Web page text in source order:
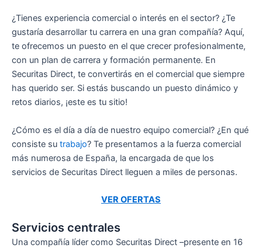
¿Tienes experiencia comercial o interés en el sector? ¿Te
gustaría desarrollar tu carrera en una gran compañía? Aquí,
te ofrecemos un puesto en el que crecer profesionalmente,
con un plan de carrera y formación permanente. En
Securitas Direct, te convertirás en el comercial que siempre
has querido ser. Si estás buscando un puesto dinámico y
retos diarios, ¡este es tu sitio!
¿Cómo es el día a día de nuestro equipo comercial? ¿En qué
consiste su trabajo? Te presentamos a la fuerza comercial
más numerosa de España, la encargada de que los
servicios de Securitas Direct lleguen a miles de personas.
VER OFERTAS
Servicios centrales
Una compañía líder como Securitas Direct –presente en 16